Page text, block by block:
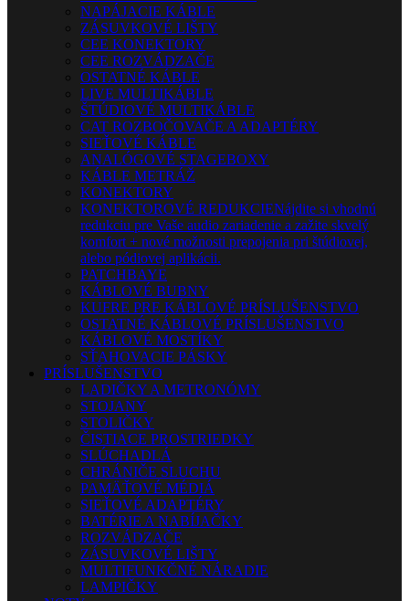
NAPÁJACIE KÁBLE
ZÁSUVKOVÉ LIŠTY
CEE KONEKTORY
CEE ROZVÁDZAČE
OSTATNÉ KÁBLE
LIVE MULTIKÁBLE
ŠTÚDIOVÉ MULTIKÁBLE
CAT ROZBOČOVAČE A ADAPTÉRY
SIEŤOVÉ KÁBLE
ANALÓGOVÉ STAGEBOXY
KÁBLE METRÁŽ
KONEKTORY
KONEKTOROVÉ REDUKCIENájdite si vhodnú
redukciu pre Vaše audio zariadenie a zažite skvelý
komfort + nové možnosti prepojenia pri štúdiovej,
alebo pódiovej aplikácii.
PATCHBAYE
KÁBLOVÉ BUBNY
KUFRE PRE KÁBLOVÉ PRÍSLUŠENSTVO
OSTATNÉ KÁBLOVÉ PRÍSLUŠENSTVO
KÁBLOVÉ MOSTÍKY
SŤAHOVACIE PÁSKY
PRÍSLUŠENSTVO
LADIČKY A METRONÓMY
STOJANY
STOLIČKY
ČISTIACE PROSTRIEDKY
SLÚCHADLÁ
CHRÁNIČE SLUCHU
PAMÄŤOVÉ MÉDIÁ
SIEŤOVÉ ADAPTÉRY
BATÉRIE A NABÍJAČKY
ROZVÁDZAČE
ZÁSUVKOVÉ LIŠTY
MULTIFUNKČNÉ NÁRADIE
LAMPIČKY